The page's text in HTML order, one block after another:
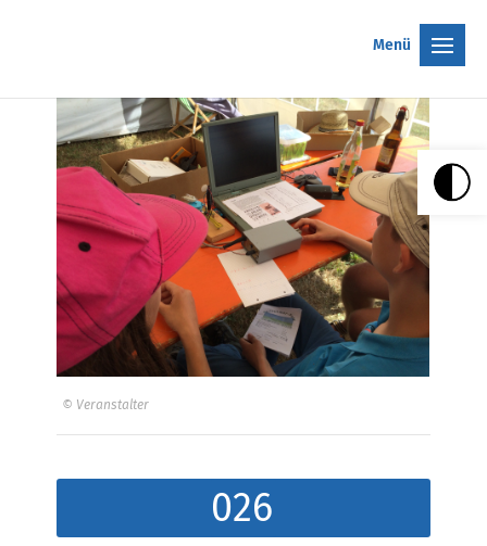
Menü
© Veranstalter
026